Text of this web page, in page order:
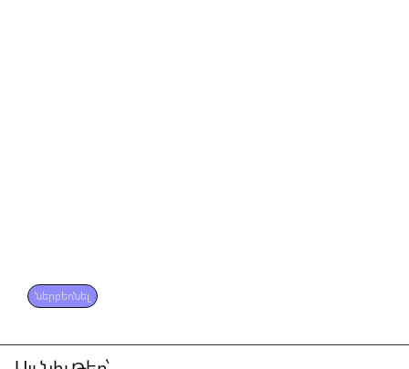
ներբեռնել